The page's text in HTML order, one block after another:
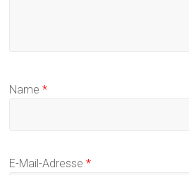
Name*
E-Mail-Adresse*